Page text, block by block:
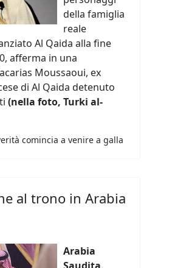
della famiglia
reale
Al Qaida alla fine
afferma in una
Moussaoui, ex
di Al Qaida detenuto
(nella foto, Turki al-
comincia a venire a galla
al trono in Arabia
Arabia